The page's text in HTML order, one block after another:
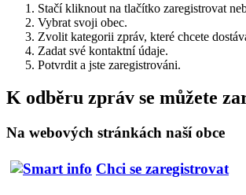
Stačí kliknout na tlačítko zaregistrovat
Vybrat svoji obec.
Zvolit kategorii zpráv, které chcete
Zadat své kontaktní údaje.
Potvrdit a jste zaregistrováni.
K odběru zpráv se můžete
Na webových stránkách naší obce
Chci se zaregistrovat